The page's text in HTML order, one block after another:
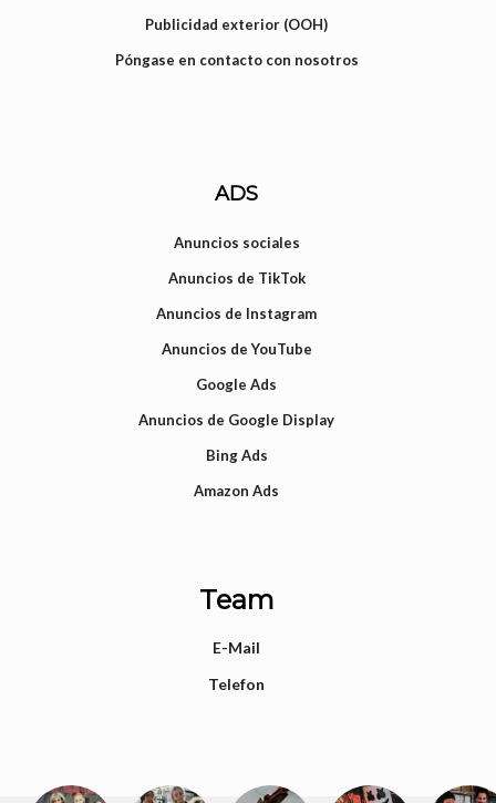
Publicidad exterior (OOH)
Póngase en contacto con nosotros
ADS
Anuncios sociales
Anuncios de TikTok
Anuncios de Instagram
Anuncios de YouTube
Google Ads
Anuncios de Google Display
Bing Ads
Amazon Ads
Team
E-Mail
Telefon